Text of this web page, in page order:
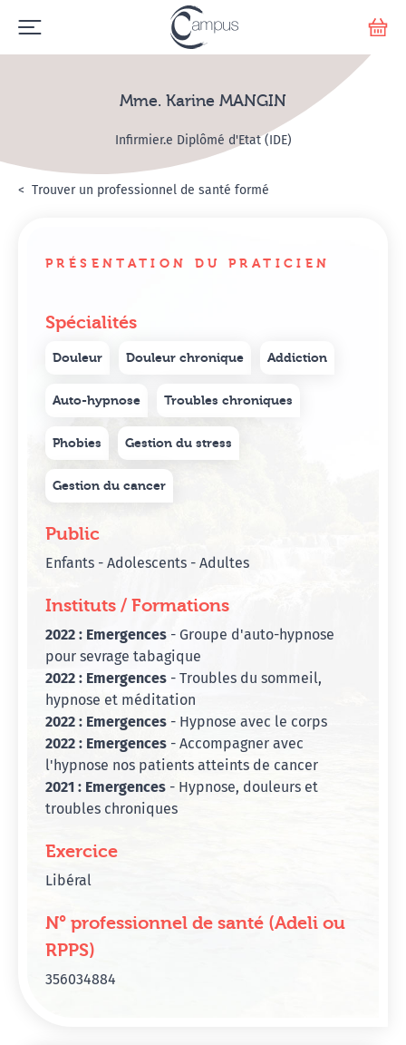
Mme. Karine MANGIN
Infirmier.e Diplômé d'Etat (IDE)
Accueil
Annuaire Hypnosanté
Trouver un professionnel de santé formé
PRÉSENTATION DU PRATICIEN
Spécialités
Douleur Douleur chronique Addiction
Auto-hypnose Troubles chroniques
Phobies Gestion du stress
Gestion du cancer
Public
Enfants - Adolescents - Adultes
Instituts / Formations
2022 : Emergences - Groupe d'auto-hypnose
pour sevrage tabagique
2022 : Emergences - Troubles du sommeil,
hypnose et méditation
2022 : Emergences - Hypnose avec le corps
2022 : Emergences - Accompagner avec
l'hypnose nos patients atteints de cancer
2021 : Emergences - Hypnose, douleurs et
troubles chroniques
Exercice
Libéral
N° professionnel de santé (Adeli ou
RPPS)
356034884